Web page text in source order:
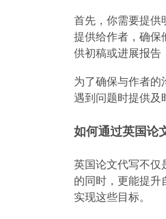
首先，你需要提供
提供给作者，确保
供初稿或进展报告
为了确保与作者的
遇到问题时提供及
如何通过英国论
英国论文代写不仅
的同时，更能提升
实现这些目标。